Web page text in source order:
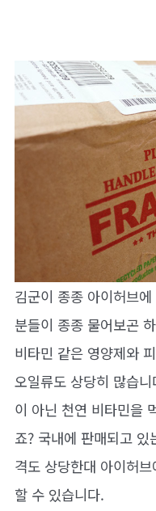
김군이 종종 아이허브
분들이 종종 물어보곤
비타민 같은 영양제와
오일류도 상당히 많습
이 아닌 천연 비타민을
죠? 국내에 판매되고
격도 상당한대 아이허
할 수 있습니다.